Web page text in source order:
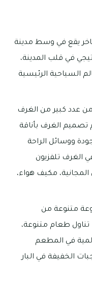
يقع في وسط مدينة
في قلب المدينة،
السياحية الرئيسية
من عدد كبير من الغرف
تصميم الغرف بأناقة
ووسائل الراحة
الغرف تلفزيون
مكيف هواء،
متنوعة من
تناول طعام متنوعة،
في المطعم
الخفيفة في البار